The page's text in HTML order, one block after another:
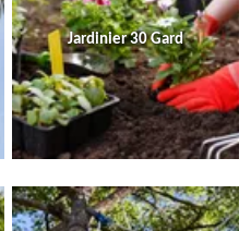
Jardinier 30 Gard